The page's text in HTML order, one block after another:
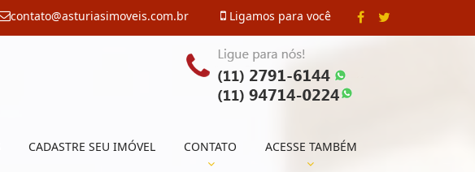
Ligamos para você
contato@asturiasimoveis.com.br
CADASTRE SEU IMÓVEL CONTATO ACESSE TAMBÉM